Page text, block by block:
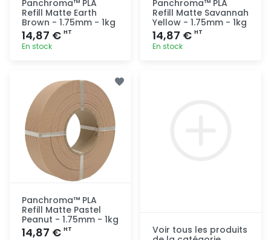
Panchroma™ PLA
Refill Matte Earth
Brown - 1.75mm - 1kg
14,87 € HT
En stock
rapide
Panchroma™ PLA
Refill Matte Savannah
Yellow - 1.75mm - 1kg
14,87 € HT
En stock
Panchroma™ PLA
Refill Matte Pastel
Peanut - 1.75mm - 1kg
14,87 € HT
Voir tous les produits